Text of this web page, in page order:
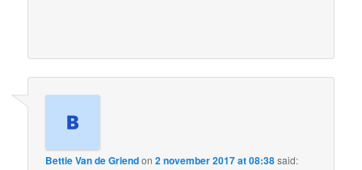
Bettie Van de Griendon2 november 2017 at 08:38said: